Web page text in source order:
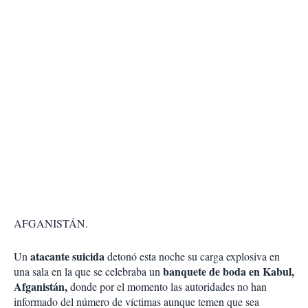
AFGANISTÁN.
Unatacante suicidadetonó esta noche su carga explosiva en
una sala en la que se celebraba unbanquete de boda en Kabul,
Afganistán,donde por el momento las autoridades no han
informado del número de víctimas aunque temen que sea